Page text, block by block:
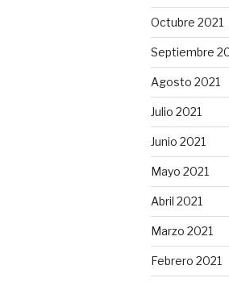
Octubre 2021
Septiembre
Agosto 2021
Julio 2021
Junio 2021
Mayo 2021
Abril 2021
Marzo 2021
Febrero 2021